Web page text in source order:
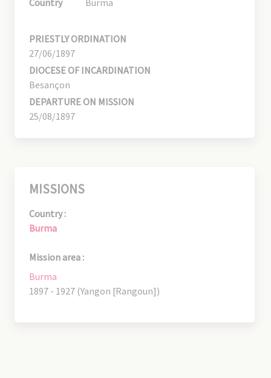
PRIESTLY ORDINATION
27/06/1897
DIOCESE OF INCARDINATION
Besançon
DEPARTURE ON MISSION
25/08/1897
MISSIONS
Country :
Burma
Mission area :
Burma
1897 - 1927 (Yangon [Rangoun])